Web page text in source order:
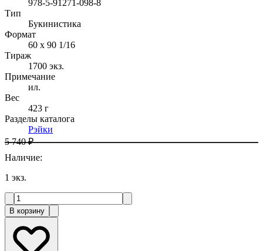
978-5-91271-098-8
Тип
Букинистика
Формат
60 x 90 1/16
Тираж
1700 экз.
Примечание
ил.
Вес
423 г
Разделы каталога
Рэйки
5 740 ₽
Наличие:
1 экз.
В корзину